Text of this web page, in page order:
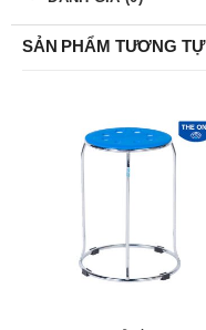
SẢN PHẨM TƯƠNG TỰ